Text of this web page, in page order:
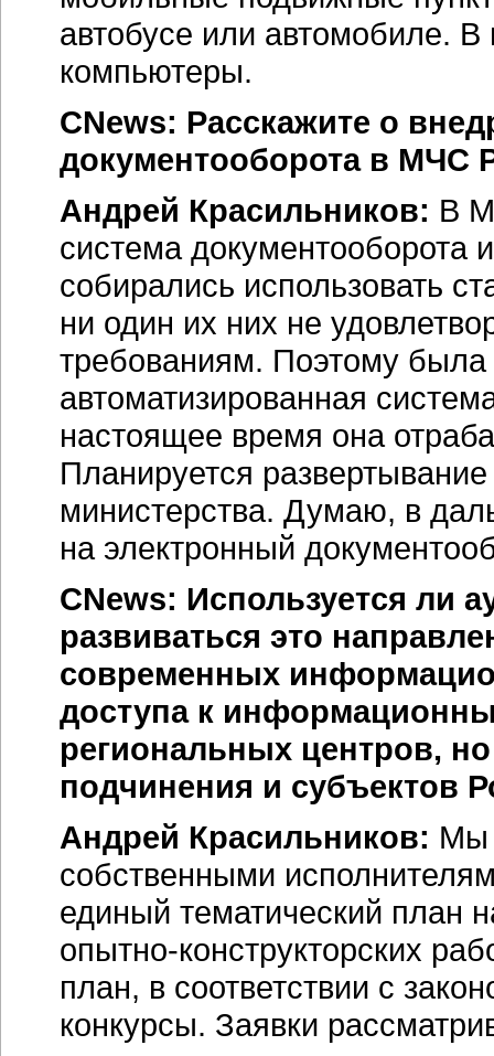
автобусе или автомобиле.
компьютеры.
CNews: Расскажите о
документооборота в МЧС
Андрей Красильников: В
система документооборота
собирались использовать
ни один их них не
требованиям. Поэтому была
автоматизированная
настоящее время она
Планируется
министерства. Думаю, в
на электронный
CNews: Используется ли
развиваться это
современных
доступа к
региональных центров,
подчинения и субъектов
Андрей Красильников: Мы
собственными
единый тематический план
опытно-конструкторских
план, в соответствии с
конкурсы. Заявки